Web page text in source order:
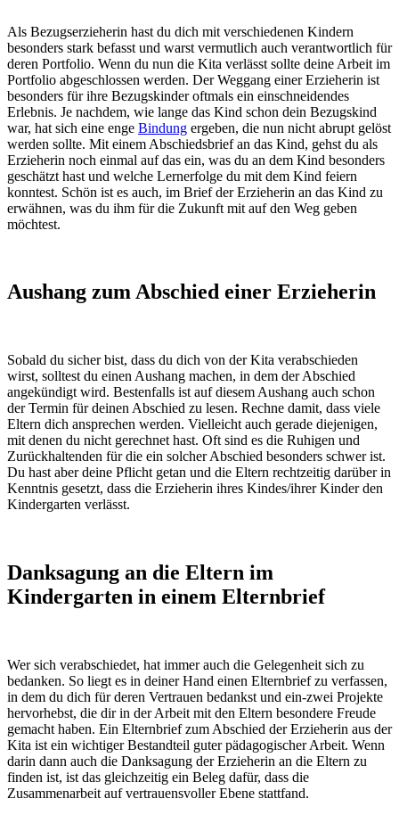
Als Bezugserzieherin hast du dich mit verschiedenen Kindern
besonders stark befasst und warst vermutlich auch verantwortlich für
deren Portfolio. Wenn du nun die Kita verlässt sollte deine Arbeit im
Portfolio abgeschlossen werden. Der Weggang einer Erzieherin ist
besonders für ihre Bezugskinder oftmals ein einschneidendes
Erlebnis. Je nachdem, wie lange das Kind schon dein Bezugskind
war, hat sich eine enge Bindung ergeben, die nun nicht abrupt gelöst
werden sollte. Mit einem Abschiedsbrief an das Kind, gehst du als
Erzieherin noch einmal auf das ein, was du an dem Kind besonders
geschätzt hast und welche Lernerfolge du mit dem Kind feiern
konntest. Schön ist es auch, im Brief der Erzieherin an das Kind zu
erwähnen, was du ihm für die Zukunft mit auf den Weg geben
möchtest.
Aushang zum Abschied einer Erzieherin
Sobald du sicher bist, dass du dich von der Kita verabschieden
wirst, solltest du einen Aushang machen, in dem der Abschied
angekündigt wird. Bestenfalls ist auf diesem Aushang auch schon
der Termin für deinen Abschied zu lesen. Rechne damit, dass viele
Eltern dich ansprechen werden. Vielleicht auch gerade diejenigen,
mit denen du nicht gerechnet hast. Oft sind es die Ruhigen und
Zurückhaltenden für die ein solcher Abschied besonders schwer ist.
Du hast aber deine Pflicht getan und die Eltern rechtzeitig darüber in
Kenntnis gesetzt, dass die Erzieherin ihres Kindes/ihrer Kinder den
Kindergarten verlässt.
Danksagung an die Eltern im
Kindergarten in einem Elternbrief
Wer sich verabschiedet, hat immer auch die Gelegenheit sich zu
bedanken. So liegt es in deiner Hand einen Elternbrief zu verfassen,
in dem du dich für deren Vertrauen bedankst und ein-zwei Projekte
hervorhebst, die dir in der Arbeit mit den Eltern besondere Freude
gemacht haben. Ein Elternbrief zum Abschied der Erzieherin aus der
Kita ist ein wichtiger Bestandteil guter pädagogischer Arbeit. Wenn
darin dann auch die Danksagung der Erzieherin an die Eltern zu
finden ist, ist das gleichzeitig ein Beleg dafür, dass die
Zusammenarbeit auf vertrauensvoller Ebene stattfand.